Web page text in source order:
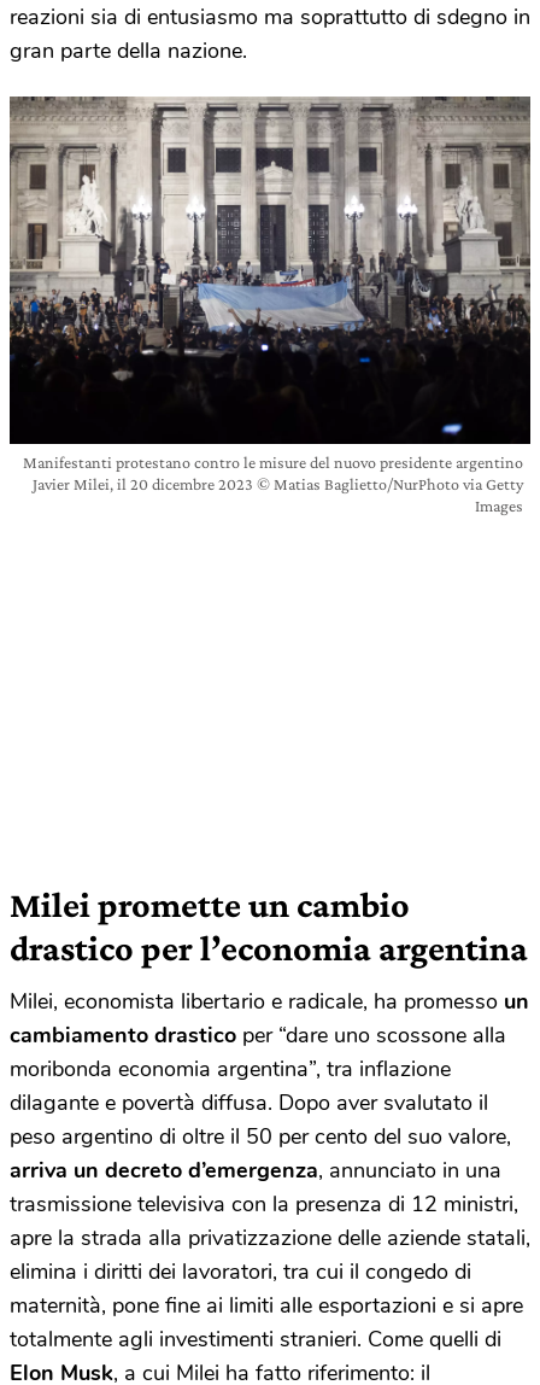
reazioni sia di entusiasmo ma soprattutto di sdegno in
gran parte della nazione.
Manifestanti protestano contro le misure del nuovo presidente argentino
Javier Milei, il 20 dicembre 2023 © Matias Baglietto/NurPhoto via Getty
Images
Milei promette un cambio
drastico per l’economia argentina
Milei, economista libertario e radicale, ha promesso un
cambiamento drastico per “dare uno scossone alla
moribonda economia argentina”, tra inflazione
dilagante e povertà diffusa. Dopo aver svalutato il
peso argentino di oltre il 50 per cento del suo valore,
arriva un decreto d’emergenza, annunciato in una
trasmissione televisiva con la presenza di 12 ministri,
apre la strada alla privatizzazione delle aziende statali,
elimina i diritti dei lavoratori, tra cui il congedo di
maternità, pone fine ai limiti alle esportazioni e si apre
totalmente agli investimenti stranieri. Come quelli di
Elon Musk, a cui Milei ha fatto riferimento: il